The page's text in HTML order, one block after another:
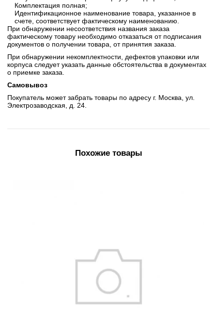
Комплектация полная;
Идентификационное наименование товара, указанное в
счете, соответствует фактическому наименованию.
При обнаружении несоответствия названия заказа
фактическому товару необходимо отказаться от подписания
документов о получении товара, от принятия заказа.
При обнаружении некомплектности, дефектов упаковки или
корпуса следует указать данные обстоятельства в документах
о приемке заказа.
Самовывоз
Покупатель может забрать товары по адресу г. Москва, ул.
Электрозаводская, д. 24.
Похожие товары